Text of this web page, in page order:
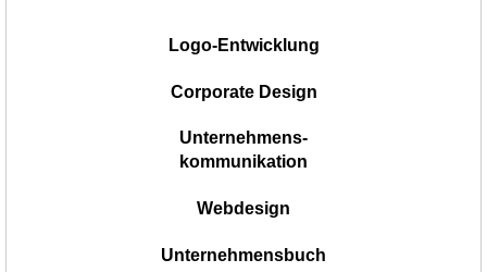
Logo-Entwicklung
Corporate Design
Unternehmens-
kommunikation
Webdesign
Unternehmensbuch